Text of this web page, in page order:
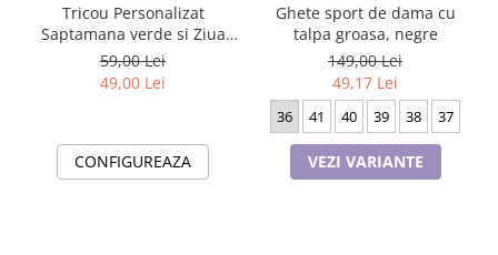
Tricou Personalizat
Saptamana verde si Ziua
Pământului clasa
albinutelor material
bumbac TSV111
59,00 Lei
49,00 Lei
CONFIGUREAZA
Ghete sport de dama cu
talpa groasa, negre
149,00 Lei
49,17 Lei
36 41 40 39 38 37
VEZI VARIANTE